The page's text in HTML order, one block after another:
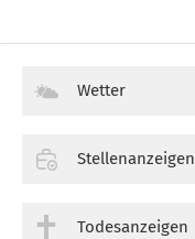
Wetter
Stellenanzeigen
Todesanzeigen